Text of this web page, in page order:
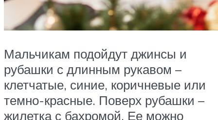
Мальчикам подойдут джинсы и
рубашки с длинным рукавом –
клетчатые, синие, коричневые или
темно-красные. Поверх рубашки –
жилетка с бахромой. Ее можно